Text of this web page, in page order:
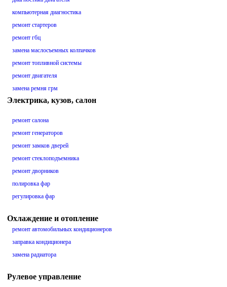
компьютерная диагностика
ремонт стартеров
ремонт гбц
замена маслосъемных колпачков
ремонт топливной системы
ремонт двигателя
замена ремня грм
Электрика, кузов, салон
ремонт салона
ремонт генераторов
ремонт замков дверей
ремонт стеклоподъемника
ремонт дворников
полировка фар
регулировка фар
Охлаждение и отопление
ремонт автомобильных кондиционеров
заправка кондиционера
замена радиатора
Рулевое управление